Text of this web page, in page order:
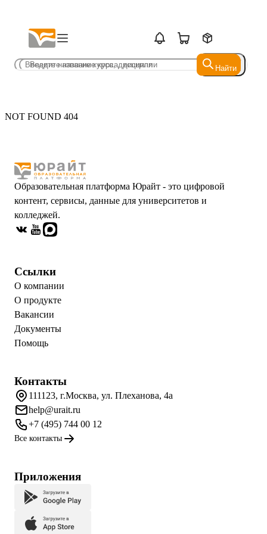
Найти
Найти
NOT FOUND 404
Образовательная платформа Юрайт - это цифровой
контент, сервисы, данные для университетов и
колледжей.
Ссылки
О компании
О продукте
Вакансии
Документы
Помощь
Контакты
111123, г.Москва, ул. Плеханова, 4а
help@urait.ru
+7 (495) 744 00 12
Все контакты
Приложения